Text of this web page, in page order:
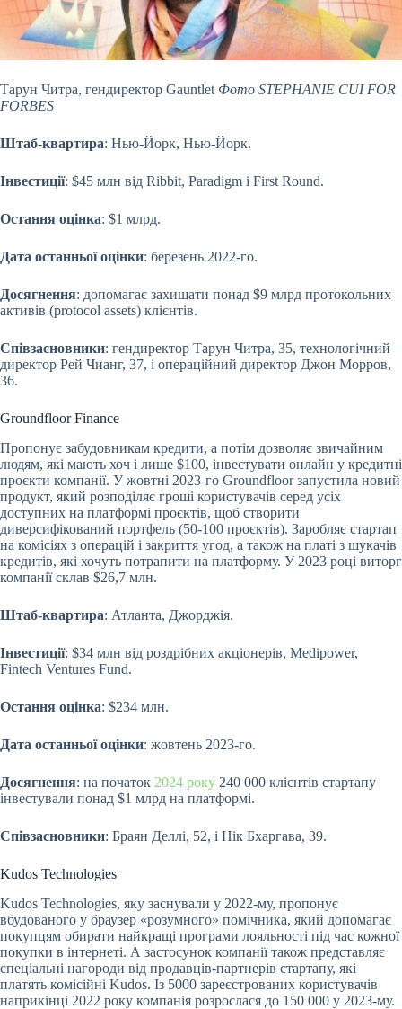
Тарун Читра, гендиректор Gauntlet Фото STEPHANIE CUI FOR
FORBES
Штаб-квартира: Нью-Йорк, Нью-Йорк.
Інвестиції: $45 млн від Ribbit, Paradigm і First Round.
Остання оцінка: $1 млрд.
Дата останньої оцінки: березень 2022-го.
Досягнення: допомагає захищати понад $9 млрд протокольних
активів (protocol assets) клієнтів.
Співзасновники: гендиректор Тарун Читра, 35, технологічний
директор Рей Чианг, 37, і операційний директор Джон Морров,
36.
Groundfloor Finance
Пропонує забудовникам кредити, а потім дозволяє звичайним
людям, які мають хоч і лише $100, інвестувати онлайн у кредитні
проєкти компанії. У жовтні 2023-го Groundfloor запустила новий
продукт, який розподіляє гроші користувачів серед усіх
доступних на платформі проєктів, щоб створити
диверсифікований портфель (50-100 проєктів). Заробляє стартап
на комісіях з операцій і закриття угод, а також на платі з шукачів
кредитів, які хочуть потрапити на платформу. У 2023 році виторг
компанії склав $26,7 млн.
Штаб-квартира: Атланта, Джорджія.
Інвестиції: $34 млн від роздрібних акціонерів, Medipower,
Fintech Ventures Fund.
Остання оцінка: $234 млн.
Дата останньої оцінки: жовтень 2023-го.
Досягнення: на початок 2024 року 240 000 клієнтів стартапу
інвестували понад $1 млрд на платформі.
Співзасновники: Браян Деллі, 52, і Нік Бхаргава, 39.
Kudos Technologies
Kudos Technologies, яку заснували у 2022-му, пропонує
вбудованого у браузер «розумного» помічника, який допомагає
покупцям обирати найкращі програми лояльності під час кожної
покупки в інтернеті. А застосунок компанії також представляє
спеціальні нагороди від продавців-партнерів стартапу, які
платять комісійні Kudos. Із 5000 зареєстрованих користувачів
наприкінці 2022 року компанія розрослася до 150 000 у 2023-му.